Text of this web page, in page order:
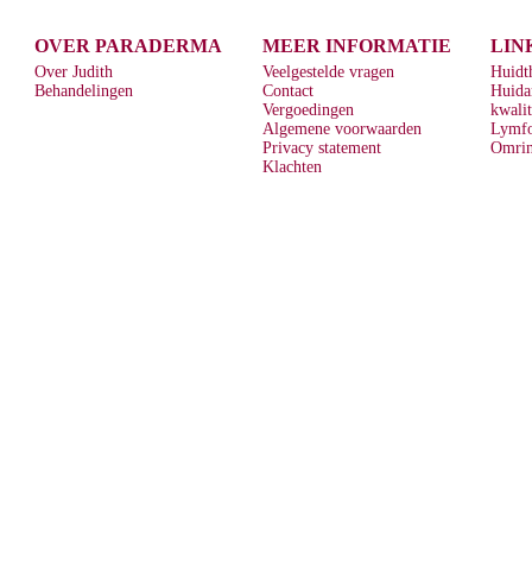
OVER PARADERMA
Over Judith
Behandelingen
MEER INFORMATIE
Veelgestelde vragen
Contact
Vergoedingen
Algemene voorwaarden
Privacy statement
Klachten